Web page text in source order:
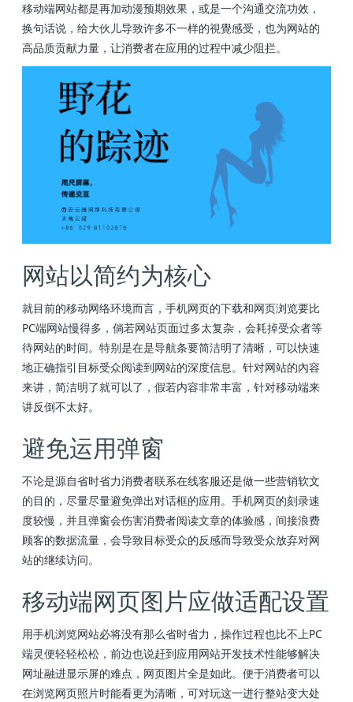
移动端网站都是再加动漫预期效果，或是一个沟通交流功效，
换句话说，给大伙儿导致许多不一样的視覺感受，也为网站的
高品质贡献力量，让消费者在应用的过程中减少阻拦。
网站以简约为核心
就目前的移动网络环境而言，手机网页的下载和网页浏览要比
PC端网站慢得多，倘若网站页面过多太复杂，会耗掉受众者等
待网站的时间。特别是在是导航条要简洁明了清晰，可以快速
地正确指引目标受众阅读到网站的深度信息。针对网站的內容
来讲，简洁明了就可以了，假若内容非常丰富，针对移动端来
讲反倒不太好。
避免运用弹窗
不论是源自省时省力消费者联系在线客服还是做一些营销软文
的目的，尽量尽量避免弹出对话框的应用。手机网页的刻录速
度较慢，并且弹窗会伤害消费者阅读文章的体验感，间接浪费
顾客的数据流量，会导致目标受众的反感而导致受众放弃对网
站的继续访问。
移动端网页图片应做适配设置
用手机浏览网站必将没有那么省时省力，操作过程也比不上PC
端灵便轻轻松松，前边也说赶到应用网站开发技术性能够解决
网址融进显示屏的难点，网页图片全是如此。便于消费者可以
在浏览网页照片时能看更为清晰，可对玩这一进行整站变大处